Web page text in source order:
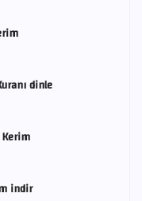
dinle
indir